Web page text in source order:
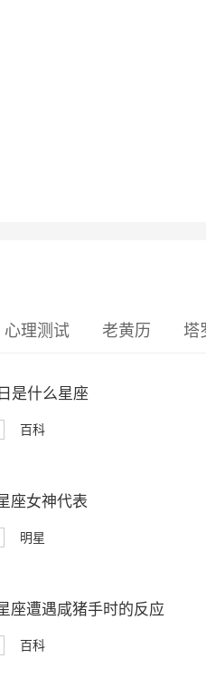
心理测试 老黄历 塔
是什么星座
百科
座女神代表
明星
座遭遇咸猪手时的反应
百科